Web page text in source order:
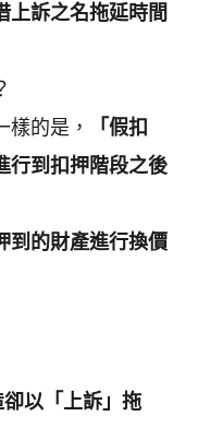
上訴之名拖延時間
的是，
「假扣
行到扣押階段之後
到的財產進行換價
以「上訴」拖